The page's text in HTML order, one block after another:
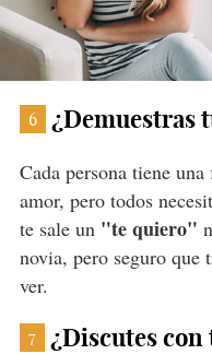
6 ¿Demuestras
Cada persona tiene
amor, pero todos
te sale un "te quiero"
novia, pero seguro que
ver.
7 ¿Discutes con